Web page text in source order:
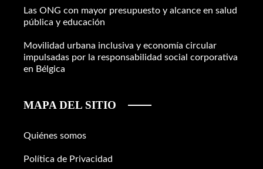
Las ONG con mayor presupuesto y alcance en salud
pública y educación
Movilidad urbana inclusiva y economía circular
impulsadas por la responsabilidad social corporativa
en Bélgica
MAPA DEL SITIO
Quiénes somos
Política de Privacidad